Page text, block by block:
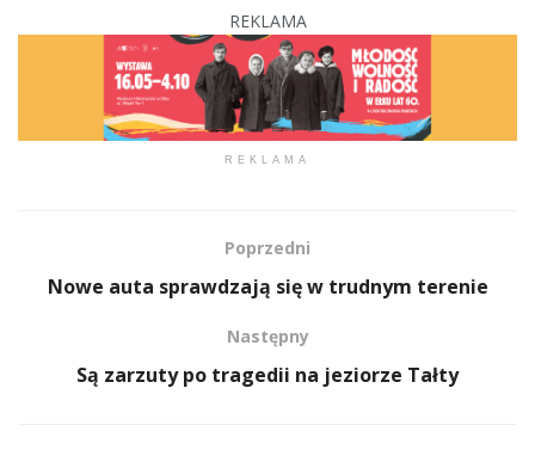
REKLAMA
REKLAMA
Poprzedni
Nowe auta sprawdzają się w trudnym terenie
Następny
Są zarzuty po tragedii na jeziorze Tałty